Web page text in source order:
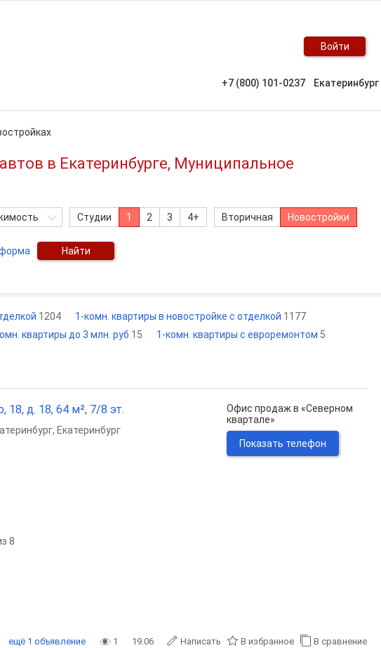
Войти
+7 (800) 101-0237 Екатеринбург
в Екатеринбурге, Муниципальное
Студии 1 2 3 4+ Вторичная Новостройки
Найти
1204 1-комн. квартиры в новостройке с отделкой 1177
квартиры до 3 млн. руб 15 1-комн. квартиры с евроремонтом 5
д. 18, 64 м², 7/8 эт.
, Екатеринбург
8
Офис продаж в «Северном
квартале»
Показать телефон
1 19.06 Написать В избранное В сравнение
ещё 1 объявление